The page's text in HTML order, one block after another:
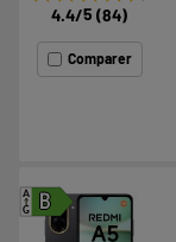
4.4/5 (84)
Comparer
B
A
G